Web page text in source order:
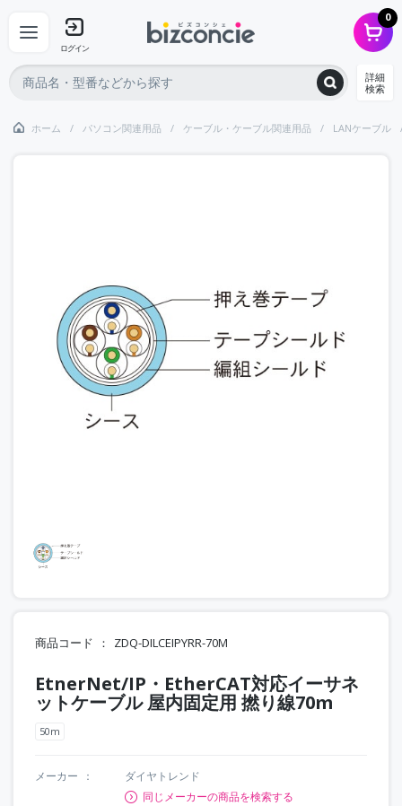
ログイン
0
詳細
検索
ホーム パソコン関連用品 ケーブル・ケーブル関連用品 LANケーブル
商品コード ZDQ-DILCEIPYRR-70M
EtnerNet/IP・EtherCAT対応イーサネ
ットケーブル 屋内固定用 撚り線70m
50m
メーカー
ダイヤトレンド
同じメーカーの商品を検索する